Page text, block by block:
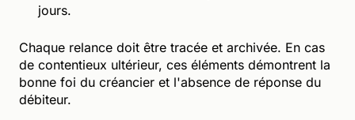
jours.
Chaque relance doit être tracée et archivée. En cas
de contentieux ultérieur, ces éléments démontrent la
bonne foi du créancier et l'absence de réponse du
débiteur.